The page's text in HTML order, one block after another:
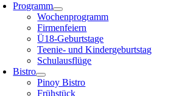
Programm
Wochenprogramm
Firmenfeiern
Ü18-Geburtstage
Teenie- und Kindergeburtstag
Schulausflüge
Bistro
Pinoy Bistro
Frühstück